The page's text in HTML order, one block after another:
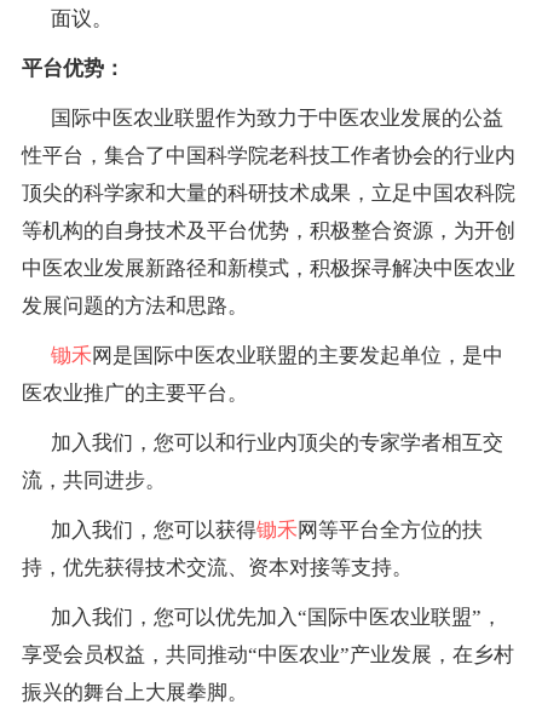
面议。
平台优势：
国际中医农业联盟作为致力于中医农业发展的公益
性平台，集合了中国科学院老科技工作者协会的行业内
顶尖的科学家和大量的科研技术成果，立足中国农科院
等机构的自身技术及平台优势，积极整合资源，为开创
中医农业发展新路径和新模式，积极探寻解决中医农业
发展问题的方法和思路。
锄禾网是国际中医农业联盟的主要发起单位，是中
医农业推广的主要平台。
加入我们，您可以和行业内顶尖的专家学者相互交
流，共同进步。
加入我们，您可以获得锄禾网等平台全方位的扶
持，优先获得技术交流、资本对接等支持。
加入我们，您可以优先加入“国际中医农业联盟”，
享受会员权益，共同推动“中医农业”产业发展，在乡村
振兴的舞台上大展拳脚。